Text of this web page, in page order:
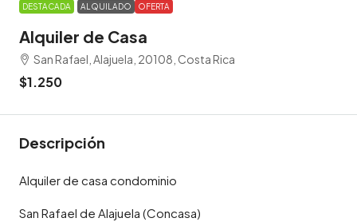
DESTACADA ALQUILADO OFERTA
Alquiler de Casa
San Rafael, Alajuela, 20108, Costa Rica
$1.250
Descripción
Alquiler de casa condominio
San Rafael de Alajuela (Concasa)